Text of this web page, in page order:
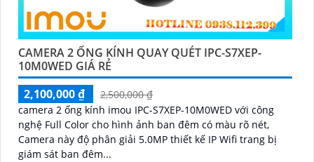
CAMERA 2 ỐNG KÍNH QUAY QUÉT IPC-S7XEP-
10M0WED GIÁ RẺ
2,100,000 ₫
2,500,000 ₫
camera 2 ống kính imou IPC-S7XEP-10M0WED với công
nghệ Full Color cho hình ảnh ban đêm có màu rõ nét,
Camera này độ phân giải 5.0MP thiết kế IP Wifi trang bị
giám sát ban đêm...